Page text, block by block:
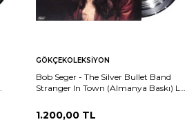
Sepete
Ekle
GÖKÇEKOLEKSIYON
Bob Seger - The Silver Bullet Band
Stranger In Town (Almanya Baskı) LP
1.200,00 TL